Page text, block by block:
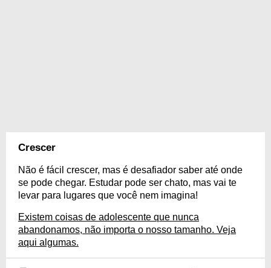
Crescer
Não é fácil crescer, mas é desafiador saber até onde
se pode chegar. Estudar pode ser chato, mas vai te
levar para lugares que você nem imagina!
Existem coisas de adolescente que nunca
abandonamos, não importa o nosso tamanho. Veja
aqui algumas.